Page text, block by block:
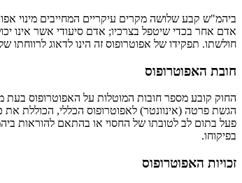
ביהמ"ש קבע שלושה מקרים עיקריים המחייבים מינוי
אדם אחר בכדי שיטפל בצרכיו; אדם סיעודי אשר אינו
חולשתו. תפקידו של אפוטרופוס זה הינו לדאוג
חובת האפוטרופוס
החוק קובע מספר חובות המוטלות על האפוטרופוס בעת
פעל בתום לב לטובתו של החסוי או בהתאם להוראות
בפיקוחו.
זכויות האפוטרופוס